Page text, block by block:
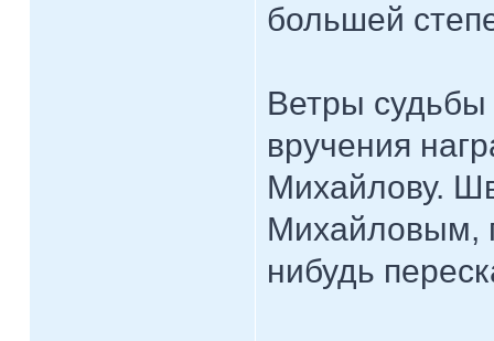
большей
Ветры
вручения
Михайлову.
Михайловым,
нибудь